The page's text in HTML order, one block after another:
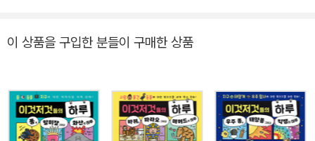
여러 속사정까지 자세히 알 수 있다. 초등 3학년부터 사회 과목을 배
있다. 이 책은 사회 교과나 한국 지리를 처음 접하는 초등학생들이 지
리에 대해 호기심을 느끼고 또 쉽게 이해할 수 있도록 재미있는 만화
형식으로 구성했다. 해수욕장 모래에는 어떤 비밀이 숨어 있는지, 1억
이 상품을 구입한 분들이 구매한 상품